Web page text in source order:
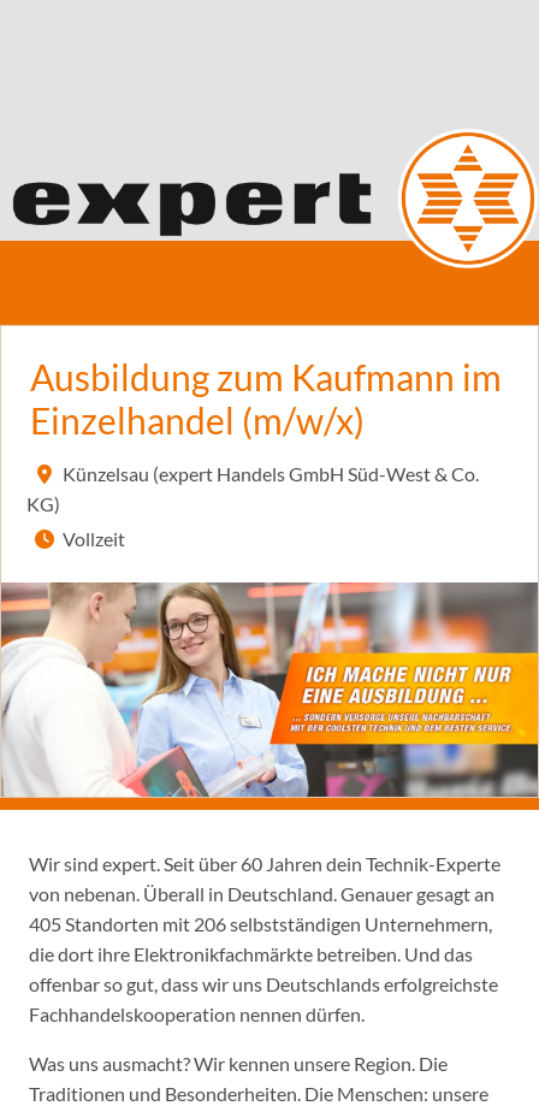
Ausbildung zum Kaufmann im
Einzelhandel (m/w/x)
Künzelsau (expert Handels GmbH Süd-West & Co.
KG)
Vollzeit
Wir sind expert. Seit über 60 Jahren dein Technik-Experte
von nebenan. Überall in Deutschland. Genauer gesagt an
405 Standorten mit 206 selbstständigen Unternehmern,
die dort ihre Elektronikfachmärkte betreiben. Und das
offenbar so gut, dass wir uns Deutschlands erfolgreichste
Fachhandelskooperation nennen dürfen.
Was uns ausmacht? Wir kennen unsere Region. Die
Traditionen und Besonderheiten. Die Menschen: unsere